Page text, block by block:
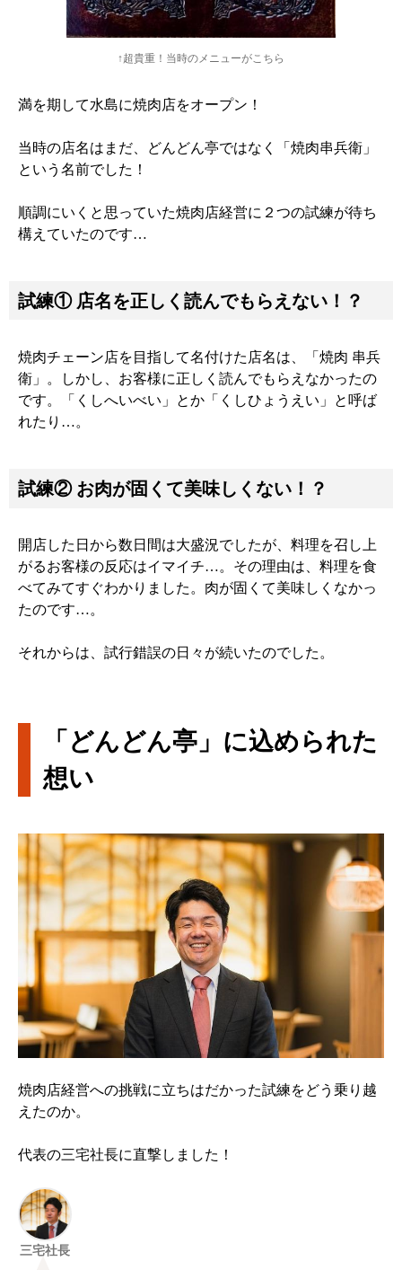
↑超貴重！当時のメニューがこちら
満を期して水島に焼肉店をオープン！
当時の店名はまだ、どんどん亭ではなく「焼肉串兵衛」
という名前でした！
順調にいくと思っていた焼肉店経営に２つの試練が待ち
構えていたのです…
試練① 店名を正しく読んでもらえない！？
焼肉チェーン店を目指して名付けた店名は、「焼肉 串兵
衛」。しかし、お客様に正しく読んでもらえなかったの
です。「くしへいべい」とか「くしひょうえい」と呼ば
れたり…。
試練② お肉が固くて美味しくない！？
開店した日から数日間は大盛況でしたが、料理を召し上
がるお客様の反応はイマイチ…。その理由は、料理を食
べてみてすぐわかりました。肉が固くて美味しくなかっ
たのです…。
それからは、試行錯誤の日々が続いたのでした。
「どんどん亭」に込められた
想い
焼肉店経営への挑戦に立ちはだかった試練をどう乗り越
えたのか。
代表の三宅社長に直撃しました！
三宅社長